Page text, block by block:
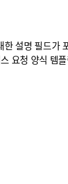
설명 필드가
요청 양식 템